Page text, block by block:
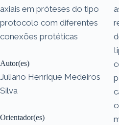
axiais em próteses do tipo
protocolo com diferentes
conexões protéticas
Autor(es)
Juliano Henrique Medeiros
Silva
Orientador(es)